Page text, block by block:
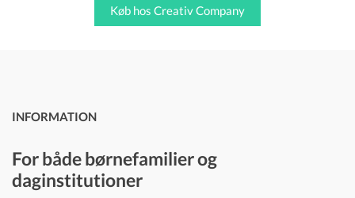
Køb hos Creativ Company
INFORMATION
For både børnefamilier og
daginstitutioner